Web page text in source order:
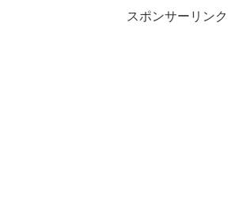
スポンサーリンク